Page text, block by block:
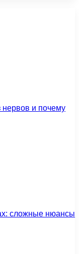
нервов и почему
сложные нюансы